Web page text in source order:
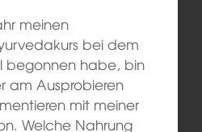
meinen
bei dem
begonnen habe, bin
am Ausprobieren
mit meiner
Welche Nahrung